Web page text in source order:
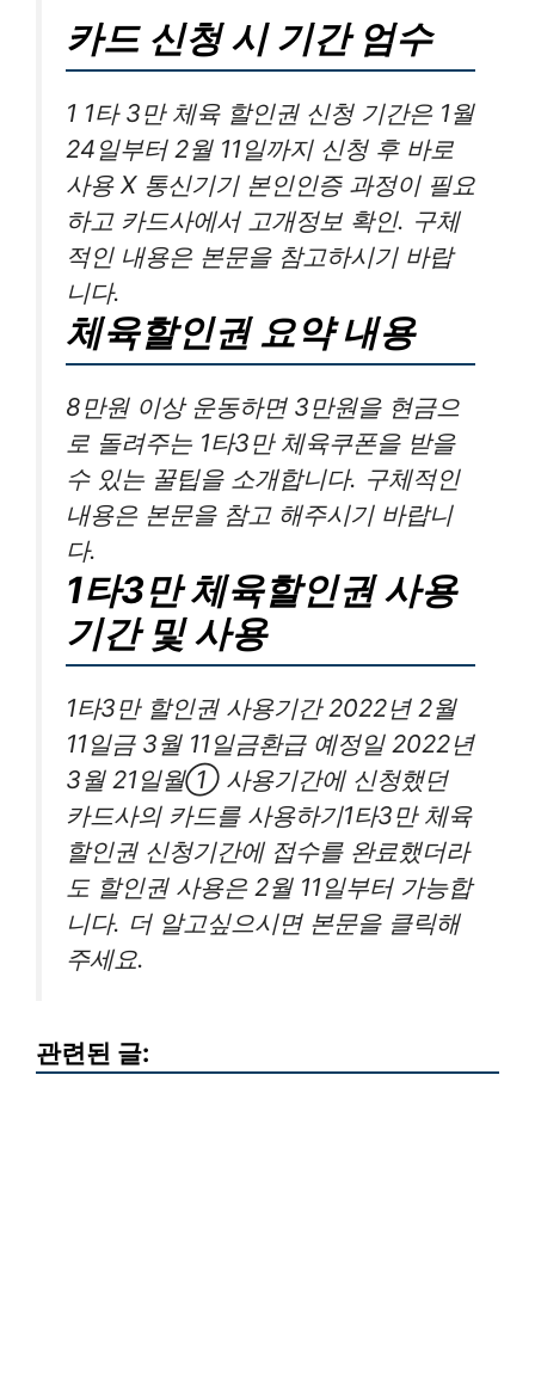
카드 신청 시 기간 엄수
1 1타 3만 체육 할인권 신청 기간은 1월
24일부터 2월 11일까지 신청 후 바로
사용 X 통신기기 본인인증 과정이 필요
하고 카드사에서 고개정보 확인. 구체
적인 내용은 본문을 참고하시기 바랍
니다.
체육할인권 요약 내용
8만원 이상 운동하면 3만원을 현금으
로 돌려주는 1타3만 체육쿠폰을 받을
수 있는 꿀팁을 소개합니다. 구체적인
내용은 본문을 참고 해주시기 바랍니
다.
1타3만 체육할인권 사용
기간 및 사용
1타3만 할인권 사용기간 2022년 2월
11일금 3월 11일금환급 예정일 2022년
3월 21일월① 사용기간에 신청했던
카드사의 카드를 사용하기1타3만 체육
할인권 신청기간에 접수를 완료했더라
도 할인권 사용은 2월 11일부터 가능합
니다. 더 알고싶으시면 본문을 클릭해
주세요.
관련된 글: